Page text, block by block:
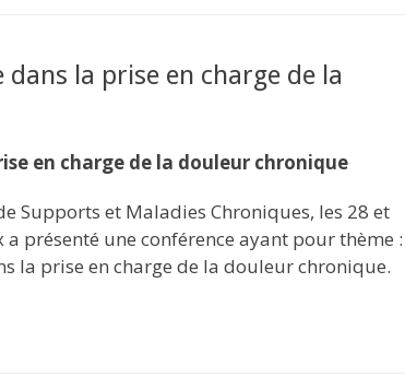
la prise en charge de la
en charge de la douleur chronique
Supports et Maladies Chroniques, les 28 et
a présenté une conférence ayant pour thème :
la prise en charge de la douleur chronique.